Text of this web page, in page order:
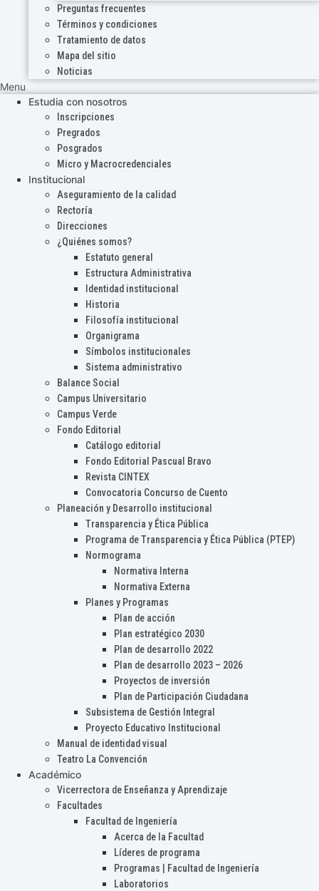
Preguntas frecuentes
Términos y condiciones
Tratamiento de datos
Mapa del sitio
Noticias
Menu
Estudia con nosotros
Inscripciones
Pregrados
Posgrados
Micro y Macrocredenciales
Institucional
Aseguramiento de la calidad
Rectoría
Direcciones
¿Quiénes somos?
Estatuto general
Estructura Administrativa
Identidad institucional
Historia
Filosofía institucional
Organigrama
Símbolos institucionales
Sistema administrativo
Balance Social
Campus Universitario
Campus Verde
Fondo Editorial
Catálogo editorial
Fondo Editorial Pascual Bravo
Revista CINTEX
Convocatoria Concurso de Cuento
Planeación y Desarrollo institucional
Transparencia y Ética Pública
Programa de Transparencia y Ética Pública (PTEP)
Normograma
Normativa Interna
Normativa Externa
Planes y Programas
Plan de acción
Plan estratégico 2030
Plan de desarrollo 2022
Plan de desarrollo 2023 – 2026
Proyectos de inversión
Plan de Participación Ciudadana
Subsistema de Gestión Integral
Proyecto Educativo Institucional
Manual de identidad visual
Teatro La Convención
Académico
Vicerrectora de Enseñanza y Aprendizaje
Facultades
Facultad de Ingeniería
Acerca de la Facultad
Líderes de programa
Programas | Facultad de Ingeniería
Laboratorios